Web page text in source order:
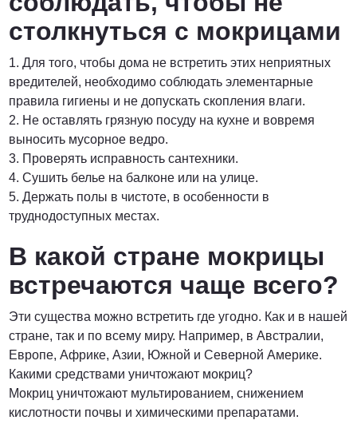
столкнуться с мокрицами
1. Для того, чтобы дома не встретить этих неприятных
вредителей, необходимо соблюдать элементарные
правила гигиены и не допускать скопления влаги.
2. Не оставлять грязную посуду на кухне и вовремя
выносить мусорное ведро.
3. Проверять исправность сантехники.
4. Сушить белье на балконе или на улице.
5. Держать полы в чистоте, в особенности в
труднодоступных местах.
В какой стране мокрицы
встречаются чаще всего?
Эти существа можно встретить где угодно. Как и в нашей
стране, так и по всему миру. Например, в Австралии,
Европе, Африке, Азии, Южной и Северной Америке.
Какими средствами уничтожают мокриц?
Мокриц уничтожают мультированием, снижением
кислотности почвы и химическими препаратами.